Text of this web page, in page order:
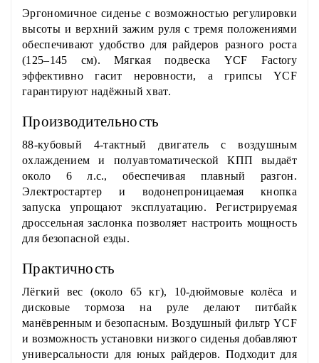
Эргономичное сиденье с возможностью регулировки
высоты и верхний зажим руля с тремя положениями
обеспечивают удобство для райдеров разного роста
(125–145 см). Мягкая подвеска YCF Factory
эффективно гасит неровности, а грипсы YCF
гарантируют надёжный хват.
Производительность
88-кубовый 4-тактный двигатель с воздушным
охлаждением и полуавтоматической КПП выдаёт
около 6 л.с., обеспечивая плавный разгон.
Электростартер и водонепроницаемая кнопка
запуска упрощают эксплуатацию. Регистрируемая
дроссельная заслонка позволяет настроить мощность
для безопасной езды.
Практичность
Лёгкий вес (около 65 кг), 10-дюймовые колёса и
дисковые тормоза на руле делают питбайк
манёвренным и безопасным. Воздушный фильтр YCF
и возможность установки низкого сиденья добавляют
универсальности для юных райдеров. Подходит для